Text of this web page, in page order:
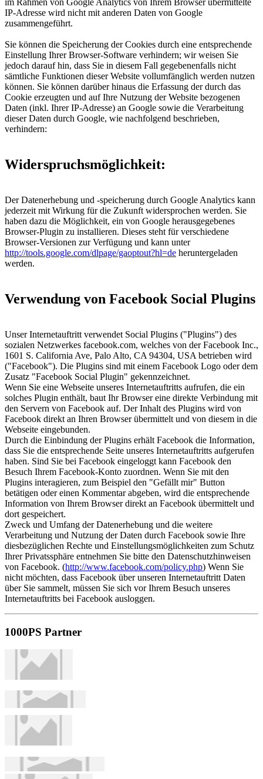
im Rahmen von Google Analytics von Ihrem Browser übermittelte
IP-Adresse wird nicht mit anderen Daten von Google
zusammengeführt.
Sie können die Speicherung der Cookies durch eine entsprechende
Einstellung Ihrer Browser-Software verhindern; wir weisen Sie
jedoch darauf hin, dass Sie in diesem Fall gegebenenfalls nicht
sämtliche Funktionen dieser Website vollumfänglich werden nutzen
können. Sie können darüber hinaus die Erfassung der durch das
Cookie erzeugten und auf Ihre Nutzung der Website bezogenen
Daten (inkl. Ihrer IP-Adresse) an Google sowie die Verarbeitung
dieser Daten durch Google, wie nachfolgend beschrieben,
verhindern:
Widerspruchsmöglichkeit:
Der Datenerhebung und -speicherung durch Google Analytics kann
jederzeit mit Wirkung für die Zukunft widersprochen werden. Sie
haben dazu die Möglichkeit, ein von Google herausgegebenes
Browser-Plugin zu installieren. Dieses steht für verschiedene
Browser-Versionen zur Verfügung und kann unter
http://tools.google.com/dlpage/gaoptout?hl=de heruntergeladen
werden.
Verwendung von Facebook Social Plugins
Unser Internetauftritt verwendet Social Plugins ("Plugins") des
sozialen Netzwerkes facebook.com, welches von der Facebook Inc.,
1601 S. California Ave, Palo Alto, CA 94304, USA betrieben wird
("Facebook"). Die Plugins sind mit einem Facebook Logo oder dem
Zusatz "Facebook Social Plugin" gekennzeichnet.
Wenn Sie eine Webseite unseres Internetauftritts aufrufen, die ein
solches Plugin enthält, baut Ihr Browser eine direkte Verbindung mit
den Servern von Facebook auf. Der Inhalt des Plugins wird von
Facebook direkt an Ihren Browser übermittelt und von diesem in die
Webseite eingebunden.
Durch die Einbindung der Plugins erhält Facebook die Information,
dass Sie die entsprechende Seite unseres Internetauftritts aufgerufen
haben. Sind Sie bei Facebook eingeloggt kann Facebook den
Besuch Ihrem Facebook-Konto zuordnen. Wenn Sie mit den
Plugins interagieren, zum Beispiel den "Gefällt mir" Button
betätigen oder einen Kommentar abgeben, wird die entsprechende
Information von Ihrem Browser direkt an Facebook übermittelt und
dort gespeichert.
Zweck und Umfang der Datenerhebung und die weitere
Verarbeitung und Nutzung der Daten durch Facebook sowie Ihre
diesbezüglichen Rechte und Einstellungsmöglichkeiten zum Schutz
Ihrer Privatssphäre entnehmen Sie bitte den Datenschutzhinweisen
von Facebook. (http://www.facebook.com/policy.php) Wenn Sie
nicht möchten, dass Facebook über unseren Internetauftritt Daten
über Sie sammelt, müssen Sie sich vor Ihrem Besuch unseres
Internetauftritts bei Facebook ausloggen.
1000PS Partner